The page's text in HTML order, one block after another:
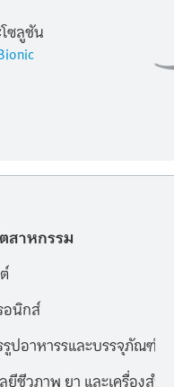
ซลูชัน
สาหกรรม
อนิกส์
ปอาหารรและบรรจุภัณฑ์
ชีวภาพ ยา และเครื่องสำอาง